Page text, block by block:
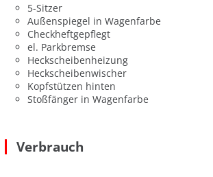
5-Sitzer
Außenspiegel in Wagenfarbe
Checkheftgepflegt
el. Parkbremse
Heckscheibenheizung
Heckscheibenwischer
Kopfstützen hinten
Stoßfänger in Wagenfarbe
Verbrauch